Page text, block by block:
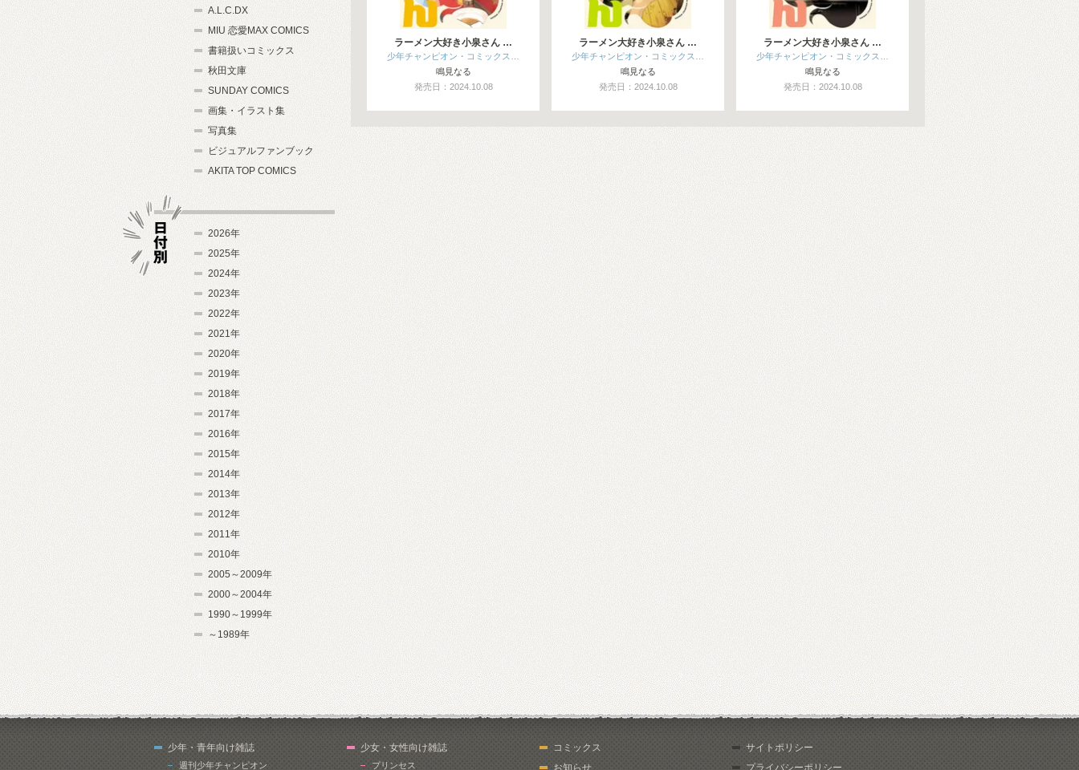
ラーメン大好き小泉さん …
少年チャンピオン・コミックス…
鳴見なる
発売日：2024.10.08
ラーメン大好き小泉さん …
少年チャンピオン・コミックス…
鳴見なる
発売日：2024.10.08
ラーメン大好き小泉さん …
少年チャンピオン・コミックス…
鳴見なる
発売日：2024.10.08
A.L.C.DX
MIU 恋愛MAX COMICS
書籍扱いコミックス
秋田文庫
SUNDAY COMICS
画集・イラスト集
写真集
ビジュアルファンブック
AKITA TOP COMICS
2026年
2025年
2024年
2023年
2022年
2021年
2020年
2019年
2018年
2017年
2016年
2015年
2014年
2013年
2012年
2011年
2010年
2005～2009年
2000～2004年
1990～1999年
～1989年
少年・青年向け雑誌
週刊少年チャンピオン
少女・女性向け雑誌
プリンセス
コミックス
お知らせ
サイトポリシー
プライバシーポリシー